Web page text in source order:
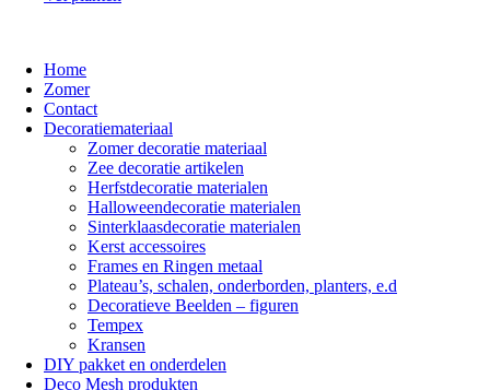
Home
Zomer
Contact
Decoratiemateriaal
Zomer decoratie materiaal
Zee decoratie artikelen
Herfstdecoratie materialen
Halloweendecoratie materialen
Sinterklaasdecoratie materialen
Kerst accessoires
Frames en Ringen metaal
Plateau’s, schalen, onderborden, planters, e.d
Decoratieve Beelden – figuren
Tempex
Kransen
DIY pakket en onderdelen
Deco Mesh produkten